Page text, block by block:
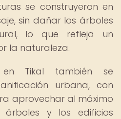
se construyeron en
sin dañar los árboles
lo que refleja un
la naturaleza.
en Tikal también se
urbana, con
aprovechar al máximo
y los edificios